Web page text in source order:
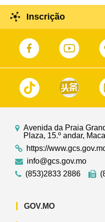
Inscrição
Avenida da Praia
Plaza, 15.º andar,
https://
info@gcs.gov.mo
(853)2833 2886
GOV.MO